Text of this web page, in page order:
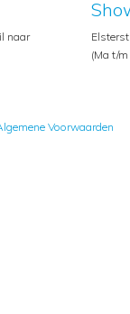
naar
(Ma t/
Voorwaarden